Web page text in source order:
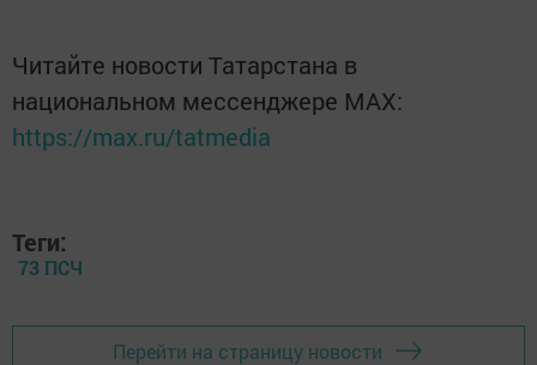
Читайте новости Татарстана в
национальном мессенджере MАХ:
https://max.ru/tatmedia
Теги:
73 ПСЧ
Перейти на страницу новости